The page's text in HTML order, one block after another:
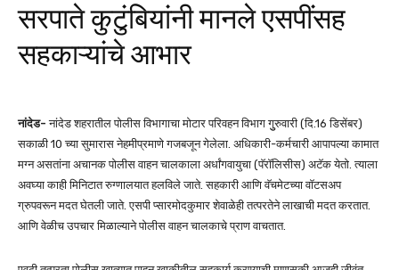
सरपाते कुटुंबियांनी मानले एसपींसह
सहकाऱ्यांचे आभार
नांदेड- नांदेड शहरातील पोलीस विभागाचा मोटार परिवहन विभाग गुुरुवारी (दि.16 डिसेंबर)
सकाळी 10 च्या सुमारास नेहमीप्रमाणे गजबजून गेलेला. अधिकारी-कर्मचारी आपापल्या कामात
मग्न असतांना अचानक पोलीस वाहन चालकाला अर्धांगवायुचा (पॅरॉलिसीस) अटॅक येतो. त्याला
अवघ्या काही मिनिटात रुग्णालयात हलविले जाते. सहकारी आणि वॅचमेटच्या वॉटसअप
ग्रुपवरून मदत घेतली जाते. एसपी प्सारमोदकुमार शेवाळेही तत्परतेने लाखाची मदत करतात.
आणि वेळीच उपचार मिळाल्याने पोलीस वाहन चालकाचे प्राण वाचतात.